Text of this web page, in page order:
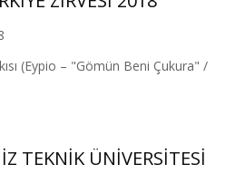
(Eypio – "Gömün Beni Çukura" /
TEKNİK ÜNİVERSİTESİ